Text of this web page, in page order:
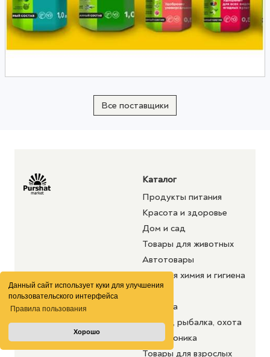
Данный сайт использует куки для улучшения
пользовательского интерфейса
Правила пользования
Хорошо
Все поставщики
Каталог
Продукты питания
Красота и здоровье
Дом и сад
Товары для животных
Автотовары
Бытовая химия и гигиена
Аптека
Одежда
Туризм, рыбалка, охота
Электроника
Товары для взрослых